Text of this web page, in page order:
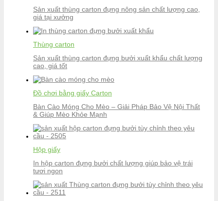
Sản xuất thùng carton đựng nông sản chất lượng cao,
giá tại xưởng
Thùng carton
Sản xuất thùng carton đựng bưởi xuất khẩu chất lượng
cao, giá tốt
Đồ chơi bằng giấy Carton
Bàn Cào Móng Cho Mèo – Giải Pháp Bảo Vệ Nội Thất
& Giúp Mèo Khỏe Mạnh
Hộp giấy
In hộp carton đựng bưởi chất lượng giúp bảo vệ trái
tươi ngon